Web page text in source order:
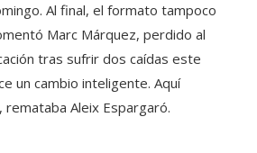
Al final, el formato tampoco
Marc Márquez, perdido al
tras sufrir dos caídas este
un cambio inteligente. Aquí
remataba Aleix Espargaró.